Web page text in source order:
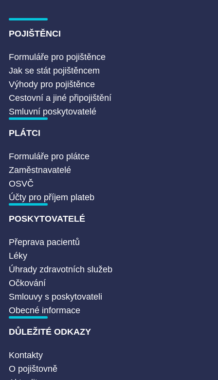
POJIŠTĚNCI
Formuláře pro pojištěnce
Jak se stát pojištěncem
Výhody pro pojištěnce
Cestovní a jiné připojištění
Smluvní poskytovatelé
PLÁTCI
Formuláře pro plátce
Zaměstnavatelé
OSVČ
Účty pro příjem plateb
POSKYTOVATELÉ
Přeprava pacientů
Léky
Úhrady zdravotních služeb
Očkování
Smlouvy s poskytovateli
Obecné informace
DŮLEŽITÉ ODKAZY
Kontakty
O pojištovně